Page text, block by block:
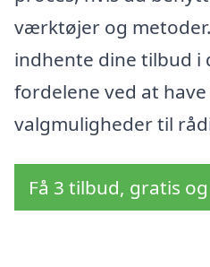
værktøjer og
indhente dine tilbud i
fordelene ved at
valgmuligheder til
Få 3 tilbud, gratis